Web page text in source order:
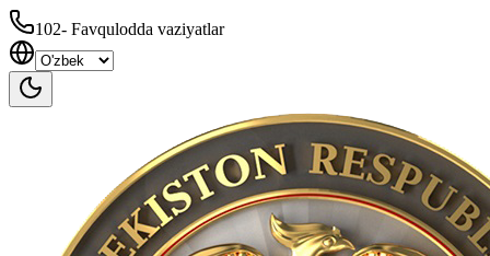
102- Favqulodda vaziyatlar